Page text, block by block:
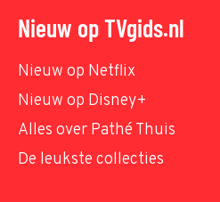
Nieuw op TVgids.nl
Nieuw op Netflix
Nieuw op Disney+
Alles over Pathé Thuis
De leukste collecties